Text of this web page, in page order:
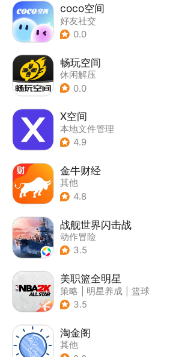
coco空间
好友社交
0.0
畅玩空间
休闲解压
0.0
X空间
本地文件管理
4.9
金牛财经
其他
4.8
战舰世界闪击战
动作冒险
| 第三人称射击
3.5
美职篮全明星
策略 明星养成
篮球
| 战术竞技
3.5
淘金阁
其他